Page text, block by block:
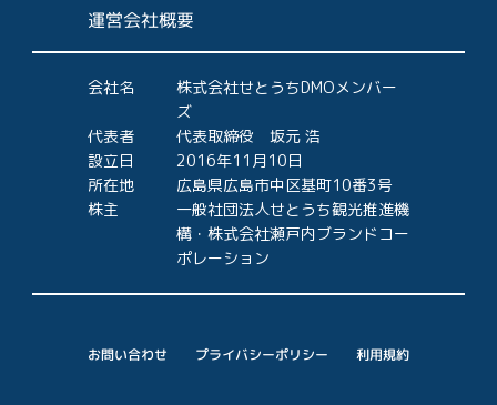
運営会社概要
会社名
株式会社せとうちDMOメンバー
ズ
代表者
代表取締役 坂元 浩
設立日
2016年11月10日
所在地
広島県広島市中区基町10番3号
株主
一般社団法人せとうち観光推進機
構・株式会社瀬戸内ブランドコー
ポレーション
お問い合わせ プライバシーポリシー 利用規約